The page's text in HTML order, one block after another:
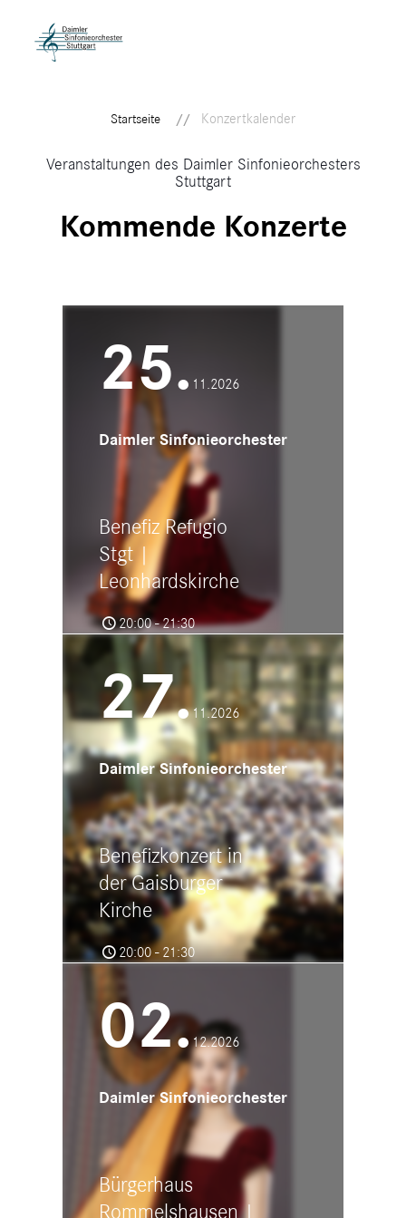
Startseite Konzertkalender
Veranstaltungen des Daimler Sinfonieorchesters
Stuttgart
Kommende Konzerte
25. 11.2026
Daimler Sinfonieorchester
Benefiz Refugio
Stgt |
Leonhardskirche
20:00 - 21:30
Leonhardskirche Stuttgart
Leonhardsplatz, 70182 Stuttgart
27.11.2026
Daimler Sinfonieorchester
Benefizkonzert in
der Gaisburger
Kirche
20:00 - 21:30
02.12.2026
Daimler Sinfonieorchester
Bürgerhaus
Rommelshausen |